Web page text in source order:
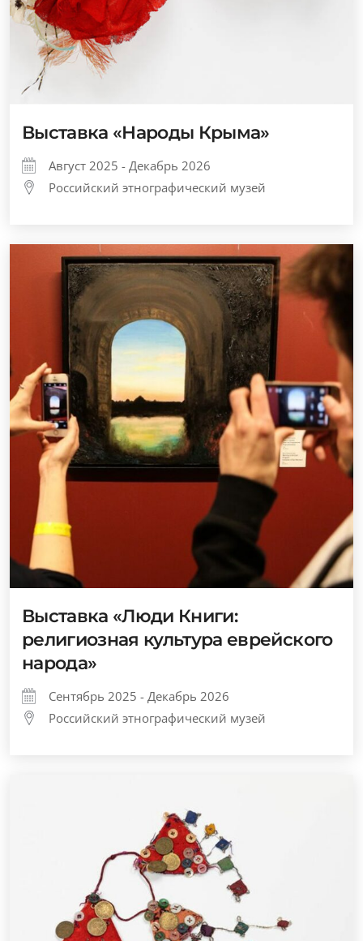
Выставка «Народы Крыма»
Август 2025 - Декабрь 2026
Российский этнографический музей
Выставка «Люди Книги:
религиозная культура еврейского
народа»
Сентябрь 2025 - Декабрь 2026
Российский этнографический музей